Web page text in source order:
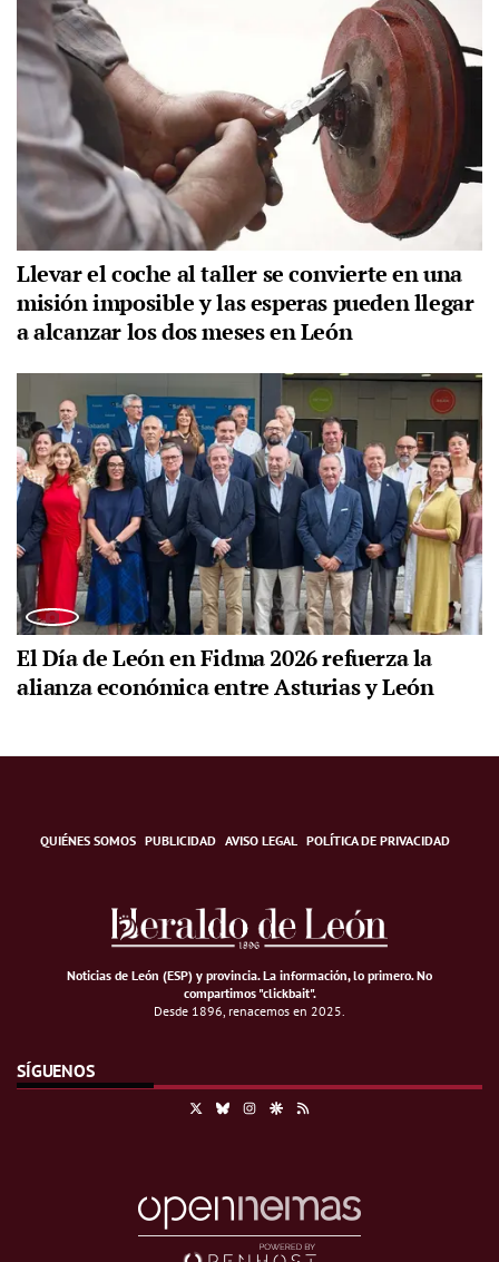
Llevar el coche al taller se convierte en una
misión imposible y las esperas pueden llegar
a alcanzar los dos meses en León
El Día de León en Fidma 2026 refuerza la
alianza económica entre Asturias y León
QUIÉNES SOMOS PUBLICIDAD AVISO LEGAL POLÍTICA DE PRIVACIDAD
Noticias de León (ESP) y provincia. La información, lo primero.No
compartimos "clickbait".
Desde 1896, renacemos en 2025.
SÍGUENOS
BlueskyInstagramGoogle Discover